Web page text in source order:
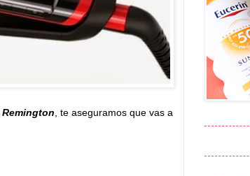
Remington , te aseguramos que vas a